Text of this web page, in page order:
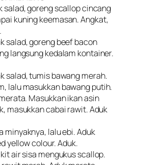
salad, goreng scallop cincang
kuning keemasan. Angkat,
salad, goreng beef bacon
langsung kedalam kontainer.
salad, tumis bawang merah.
lalu masukkan bawang putih.
Masukkan ikan asin
masukkan cabai rawit. Aduk
minyaknya, lalu ebi. Aduk
yellow colour. Aduk.
air sisa mengukus scallop.